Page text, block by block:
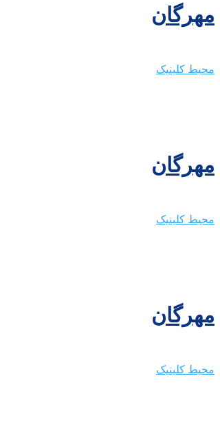
مهرگان
محیط کلینیک
مهرگان
محیط کلینیک
مهرگان
محیط کلینیک